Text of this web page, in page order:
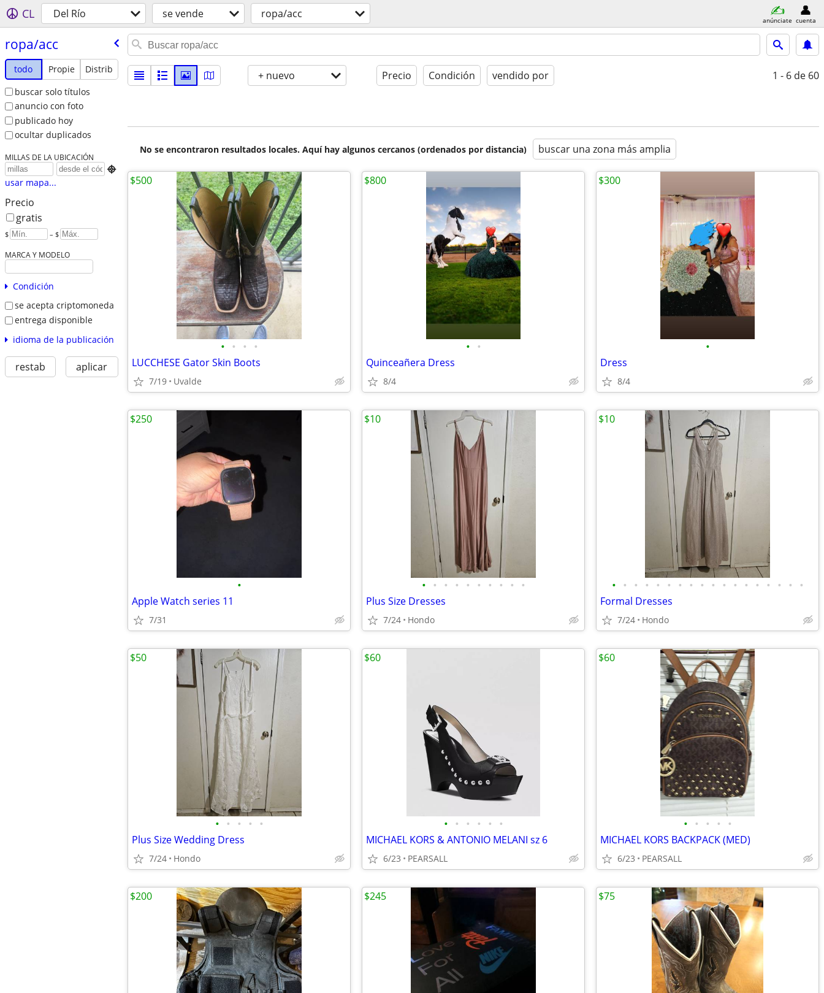
CL Del Río se vende ropa/acc anúnciate cuenta
ropa/​acc
todo Propie
Distrib
buscar solo títulos
anuncio con foto
publicado hoy
ocultar duplicados
MILLAS DE LA UBICACIÓN

usar mapa...
Precio
gratis
$ – $
MARCA Y MODELO
Condición
se acepta criptomoneda
entrega disponible
idioma de la publicación
restab aplicar
+ nuevo Precio Condición vendido por 1 - 6 de 60
No se encontraron resultados locales. Aquí hay algunos cercanos (ordenados por distancia) buscar una zona más amplia
• • • •
LUCCHESE Gator Skin Boots
7/19 Uvalde
$500
• •
Quinceañera Dress
8/4
$800
•
Dress
8/4
$300
•
Apple Watch series 11
7/31
$250
• • • • • • • • • •
Plus Size Dresses
7/24 Hondo
$10
• • • • • • • • • • • • • • • • • •
Formal Dresses
7/24 Hondo
$10
• • • • •
Plus Size Wedding Dress
7/24 Hondo
$50
• • • • • •
MICHAEL KORS & ANTONIO MELANI sz 6
6/23 PEARSALL
$60
• • • • •
MICHAEL KORS BACKPACK (MED)
6/23 PEARSALL
$60
$200 $245 $75